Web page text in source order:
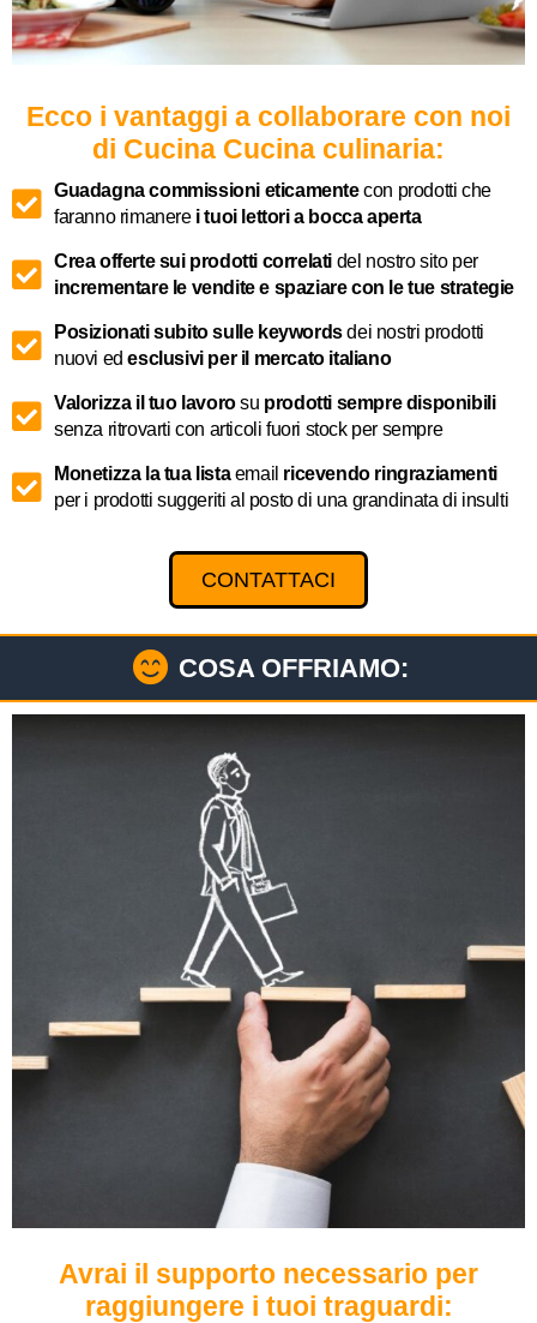
Ecco i vantaggi a collaborare con noi
di Cucina Cucina culinaria:
Guadagna commissioni eticamentecon prodotti che
faranno rimanere i tuoi lettori a bocca aperta
Crea offerte sui prodotti correlati del nostro sito per
incrementare le vendite e spaziare con le tue strategie
Posizionati subito sulle keywordsdei nostri prodotti
nuovi ed esclusivi per il mercato italiano
Valorizza il tuo lavorosu prodotti sempre disponibili
senza ritrovarti con articoli fuori stock per sempre
Monetizza la tua listaemail ricevendo ringraziamenti
per i prodotti suggeriti al posto di una grandinata di insulti
CONTATTACI
COSA OFFRIAMO:
Avrai il supporto necessario per
raggiungere i tuoi traguardi: